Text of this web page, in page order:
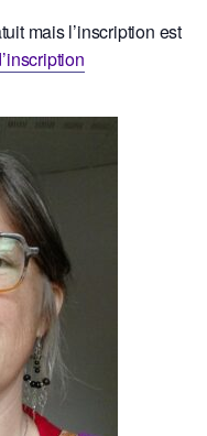
mais l’inscription est